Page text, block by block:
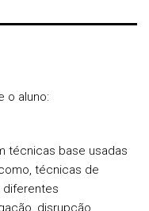
o aluno:
técnicas base usadas
técnicas de
diferentes
disrupção